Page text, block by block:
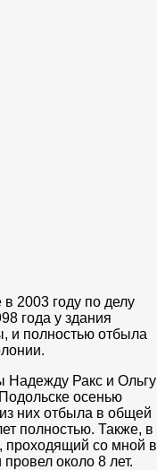
2003 году по делу
года у здания
и полностью отбыла
Надежду Ракс и Ольгу
осенью
них отбыла в общей
полностью. Также, в
проходящий со мной в
около 8 лет.